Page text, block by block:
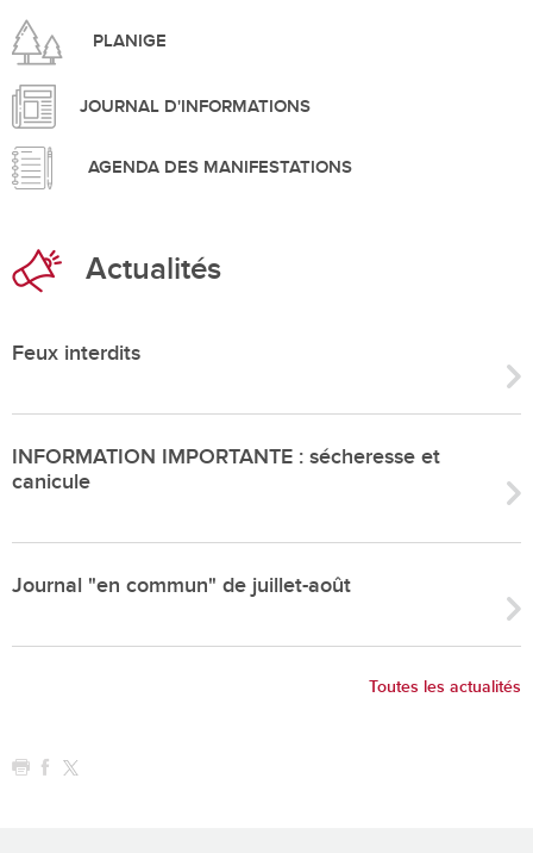
PLANIGE
JOURNAL D'INFORMATIONS
AGENDA DES MANIFESTATIONS
Actualités
Feux interdits
INFORMATION IMPORTANTE : sécheresse et
canicule
Journal "en commun" de juillet-août
Toutes les actualités